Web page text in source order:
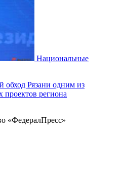
Национальные
Рязани одним из
региона
«ФедералПресс»